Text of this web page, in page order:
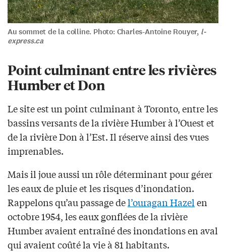
Au sommet de la colline. Photo: Charles-Antoine Rouyer, l-
express.ca
Point culminant entre les rivières
Humber et Don
Le site est un point culminant à Toronto, entre les
bassins versants de la rivière Humber à l’Ouest et
de la rivière Don à l’Est. Il réserve ainsi des vues
imprenables.
Mais il joue aussi un rôle déterminant pour gérer
les eaux de pluie et les risques d’inondation.
Rappelons qu’au passage del’ouragan Hazelen
octobre 1954, les eaux gonflées de la rivière
Humber avaient entraîné des inondations en aval
qui avaient coûté la vie à 81 habitants.